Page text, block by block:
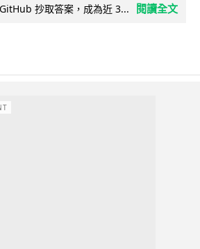
抄取答案，成為近 3...
閱讀全文